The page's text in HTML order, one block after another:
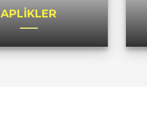
APLİKLER